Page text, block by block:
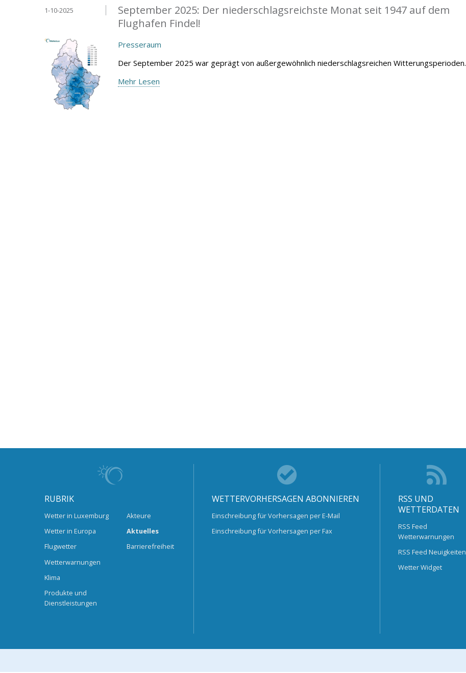
September 2025: Der niederschlagsreichste Monat seit 1947 auf dem
Flughafen Findel!
1-10-2025
Presseraum
Der September 2025 war geprägt von außergewöhnlich niederschlagsreichen Witterungsperioden.
Mehr Lesen
RUBRIK
Wetter in Luxemburg
Wetter in Europa
Flugwetter
Wetterwarnungen
Klima
Produkte und
Dienstleistungen
Akteure
Aktuelles
Barrierefreiheit
WETTERVORHERSAGEN ABONNIEREN
Einschreibung für Vorhersagen per E-Mail
Einschreibung für Vorhersagen per Fax
RSS UND
WETTERDATEN
RSS Feed
Wetterwarnungen
RSS Feed Neuigkeiten
Wetter Widget